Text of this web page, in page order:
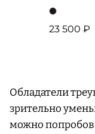
23 500 ₽
Обладатели
зрительно
можно